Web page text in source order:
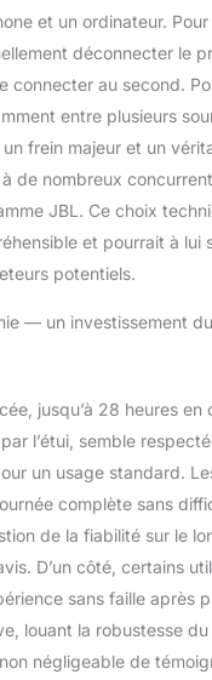
et un ordinateur. Pour
déconnecter le
connecter au second.
entre plusieurs
frein majeur et un
de nombreux
JBL. Ce choix
et pourrait à lui
potentiels.
— un investissement
jusqu’à 28 heures
l’étui, semble
un usage standard.
complète sans
de la fiabilité sur le
D’un côté, certains
sans faille après
louant la robustesse
négligeable de